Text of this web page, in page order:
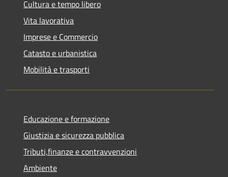
Cultura e tempo libero
Vita lavorativa
Imprese e Commercio
Catasto e urbanistica
Mobilità e trasporti
Educazione e formazione
Giustizia e sicurezza pubblica
Tributi,finanze e contravvenzioni
Ambiente